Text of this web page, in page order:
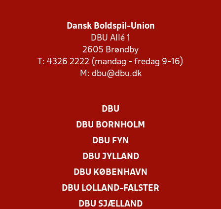
Dansk Boldspil-Union
DBU Allé 1
2605 Brøndby
T: 4326 2222 (mandag - fredag 9-16)
M: dbu@dbu.dk
DBU
DBU BORNHOLM
DBU FYN
DBU JYLLAND
DBU KØBENHAVN
DBU LOLLAND-FALSTER
DBU SJÆLLAND